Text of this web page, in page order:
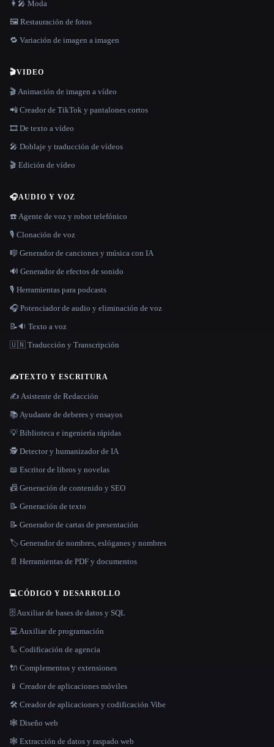
👩‍🎤 Moda
🖼️ Restauración de fotos
🔁 Variación de imagen a imagen
🎬VIDEO
🎬 Animación de imagen a vídeo
📲 Creador de TikTok y pantalones cortos
🎞️ De texto a vídeo
🎤 Doblaje y traducción de vídeos
🎬 Edición de vídeo
🎧AUDIO Y VOZ
☎️ Agente de voz y robot telefónico
🎙️ Clonación de voz
🎼 Generador de canciones y música con IA
🔊 Generador de efectos de sonido
🎙️ Herramientas para podcasts
🎧 Potenciador de audio y eliminación de voz
📝🔉 Texto a voz
🇺🇳 Traducción y Transcripción
✍️TEXTO Y ESCRITURA
✍️ Asistente de Redacción
📚 Ayudante de deberes y ensayos
💡 Biblioteca e ingeniería rápidas
🕵️ Detector y humanizador de IA
📖 Escritor de libros y novelas
📠 Generación de contenido y SEO
📝 Generación de texto
📝 Generador de cartas de presentación
🏷️ Generador de nombres, eslóganes y nombres
📄 Herramientas de PDF y documentos
💻CÓDIGO Y DESARROLLO
🗄️ Auxiliar de bases de datos y SQL
💻 Auxiliar de programación
🦾 Codificación de agencia
🔌 Complementos y extensiones
📱 Creador de aplicaciones móviles
🛠️ Creador de aplicaciones y codificación Vibe
🕸 Diseño web
🕸️ Extracción de datos y raspado web